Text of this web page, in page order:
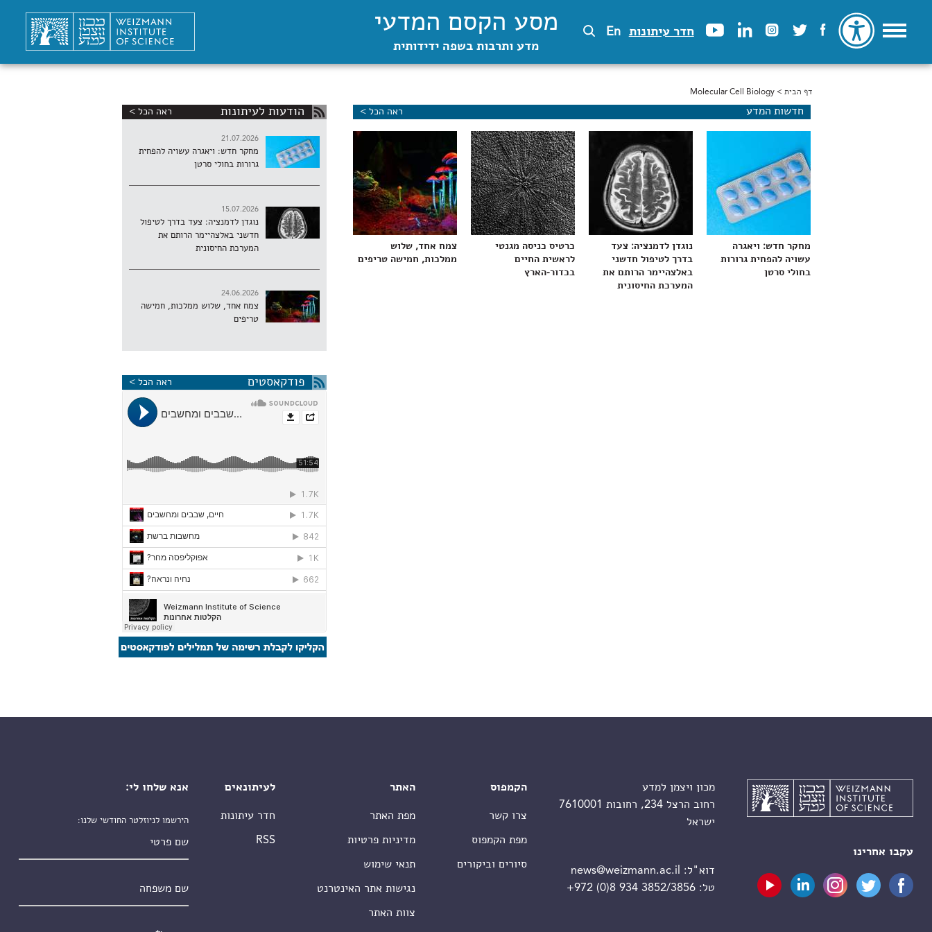
חדר עיתונות En מסע הקסם המדעי
מדע ותרבות בשפה ידידותית
הינך נמצא כאן
דף הבית > Molecular Cell Biology
חדשות המדע ראה הכל >
מחקר חדש: ויאגרה
עשויה להפחית גרורות
בחולי סרטן
נוגדן לדמנציה: צעד
בדרך לטיפול חדשני
באלצהיימר הרותם את
המערכת החיסונית
כרטיס כניסה מגנטי
לראשית החיים
בכדור-הארץ
צמח אחד, שלוש
ממלכות, חמישה טריפים
הודעות לעיתונות ראה הכל >
21.07.2026
מחקר חדש: ויאגרה עשויה להפחית
גרורות בחולי סרטן
15.07.2026
נוגדן לדמנציה: צעד בדרך לטיפול
חדשני באלצהיימר הרותם את
המערכת החיסונית
24.06.2026
צמח אחד, שלוש ממלכות, חמישה
טריפים
פודקאסטים ראה הכל >
עקבו אחרינו
מכון ויצמן למדע
רחוב הרצל 234, רחובות 7610001
ישראל
דוא"ל:
news@weizmann.ac.il
טל:+972 (0)8 934 3852/3856
הקמפוס
צרו קשר
מפת הקמפוס
סיורים וביקורים
האתר
מפת האתר
מדיניות פרטיות
תנאי שימוש
נגישות אתר האינטרנט
צוות האתר
לעיתונאים
חדר עיתונות
RSS
אנא שלחו לי:
הירשמו לניוזלטר החודשי שלנו: